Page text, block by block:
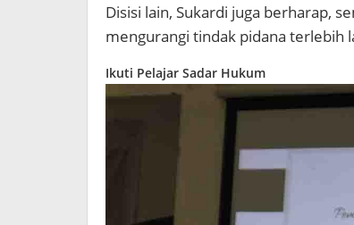
Disisi lain, Sukardi juga berharap,
mengurangi tindak pidana terlebih
Ikuti Pelajar Sadar Hukum